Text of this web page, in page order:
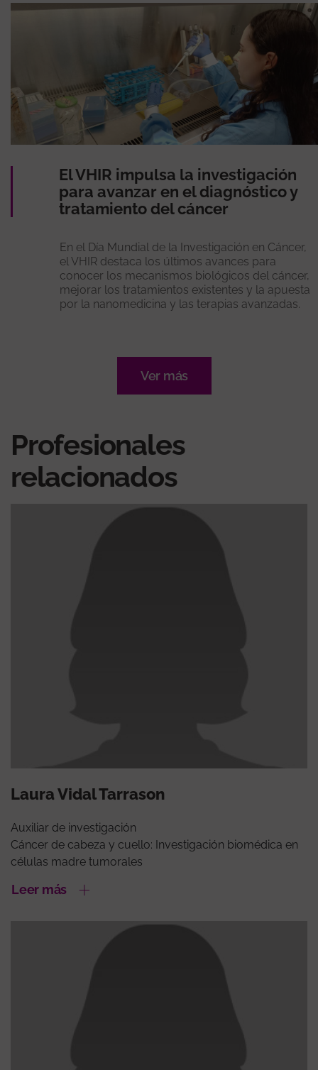
El VHIR impulsa la investigación
para avanzar en el diagnóstico y
tratamiento del cáncer
En el Día Mundial de la Investigación en Cáncer,
el VHIR destaca los últimos avances para
conocer los mecanismos biológicos del cáncer,
mejorar los tratamientos existentes y la apuesta
por la nanomedicina y las terapias avanzadas.
Ver más
Profesionales
relacionados
Laura Vidal Tarrason
Auxiliar de investigación
Cáncer de cabeza y cuello: Investigación biomédica en
células madre tumorales
Leer más